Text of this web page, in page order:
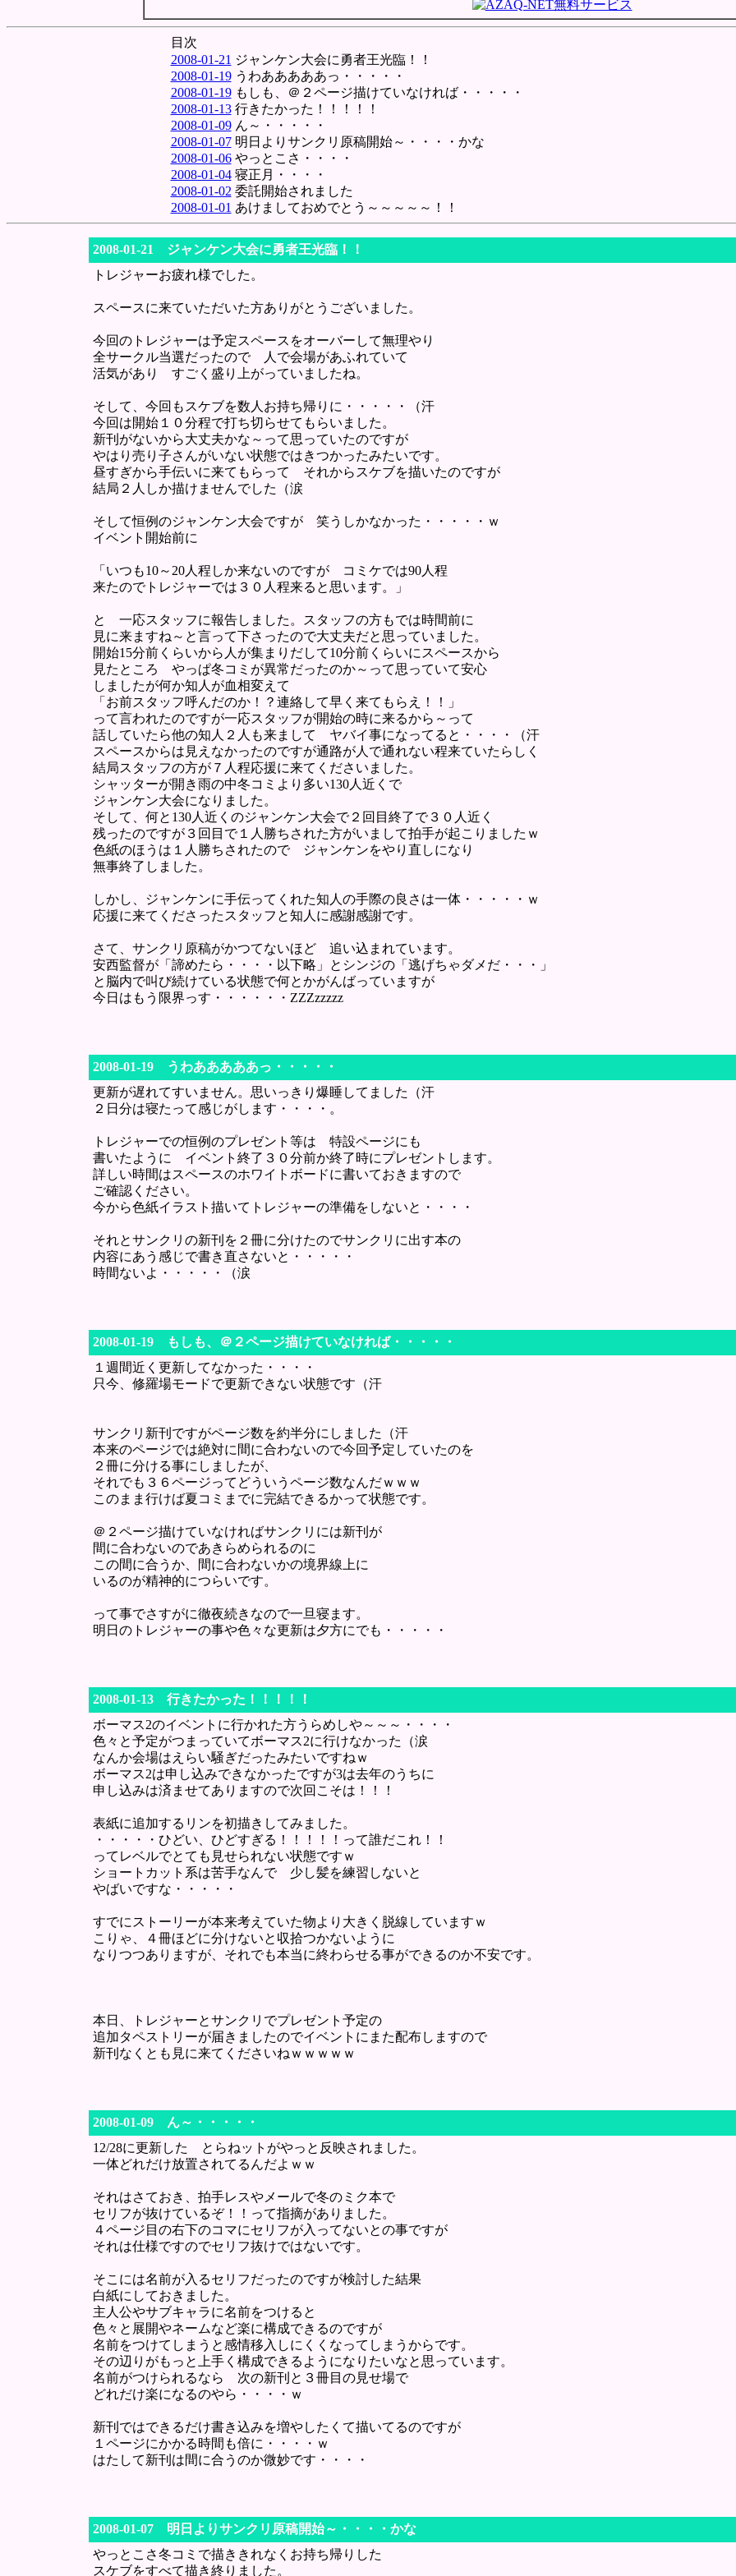
目次
2008-01-21 ジャンケン大会に勇者王光臨！！
2008-01-19うわあああああっ・・・・・
2008-01-19もしも、＠２ページ描けていなければ・・・・・
2008-01-13行きたかった！！！！！
2008-01-09ん～・・・・・
2008-01-07明日よりサンクリ原稿開始～・・・・かな
2008-01-06やっとこさ・・・・
2008-01-04寝正月・・・・
2008-01-02 委託開始されました
2008-01-01 あけましておめでとう～～～～～！！
2008-01-21 ジャンケン大会に勇者王光臨！！
トレジャーお疲れ様でした。
スペースに来ていただいた方ありがとうございました。
今回のトレジャーは予定スペースをオーバーして無理やり
全サークル当選だったので 人で会場があふれていて
活気があり すごく盛り上がっていましたね。
そして、今回もスケブを数人お持ち帰りに・・・・・（汗
今回は開始１０分程で打ち切らせてもらいました。
新刊がないから大丈夫かな～って思っていたのですが
やはり売り子さんがいない状態ではきつかったみたいです。
昼すぎから手伝いに来てもらって それからスケブを描いたのですが
結局２人しか描けませんでした（涙
そして恒例のジャンケン大会ですが 笑うしかなかった・・・・・ｗ
イベント開始前に
「いつも10～20人程しか来ないのですが コミケでは90人程
来たのでトレジャーでは３０人程来ると思います。」
と 一応スタッフに報告しました。スタッフの方もでは時間前に
見に来ますね～と言って下さったので大丈夫だと思っていました。
開始15分前くらいから人が集まりだして10分前くらいにスペースから
見たところ やっぱ冬コミが異常だったのか～って思っていて安心
しましたが何か知人が血相変えて
「お前スタッフ呼んだのか！？連絡して早く来てもらえ！！」
って言われたのですが一応スタッフが開始の時に来るから～って
話していたら他の知人２人も来まして ヤバイ事になってると・・・・（汗
スペースからは見えなかったのですが通路が人で通れない程来ていたらしく
結局スタッフの方が７人程応援に来てくださいました。
シャッターが開き雨の中冬コミより多い130人近くで
ジャンケン大会になりました。
そして、何と130人近くのジャンケン大会で２回目終了で３０人近く
残ったのですが３回目で１人勝ちされた方がいまして拍手が起こりましたｗ
色紙のほうは１人勝ちされたので ジャンケンをやり直しになり
無事終了しました。
しかし、ジャンケンに手伝ってくれた知人の手際の良さは一体・・・・・ｗ
応援に来てくださったスタッフと知人に感謝感謝です。
さて、サンクリ原稿がかつてないほど 追い込まれています。
安西監督が「諦めたら・・・・以下略」とシンジの「逃げちゃダメだ・・・」
と脳内で叫び続けている状態で何とかがんばっていますが
今日はもう限界っす・・・・・・ZZZzzzzz
2008-01-19 うわあああああっ・・・・・
更新が遅れてすいません。思いっきり爆睡してました（汗
２日分は寝たって感じがします・・・・。
トレジャーでの恒例のプレゼント等は 特設ページにも
書いたように イベント終了３０分前か終了時にプレゼントします。
詳しい時間はスペースのホワイトボードに書いておきますので
ご確認ください。
今から色紙イラスト描いてトレジャーの準備をしないと・・・・
それとサンクリの新刊を２冊に分けたのでサンクリに出す本の
内容にあう感じで書き直さないと・・・・・
時間ないよ・・・・・（涙
2008-01-19 もしも、＠２ページ描けていなければ・・・・・
１週間近く更新してなかった・・・・
只今、修羅場モードで更新できない状態です（汗
サンクリ新刊ですがページ数を約半分にしました（汗
本来のページでは絶対に間に合わないので今回予定していたのを
２冊に分ける事にしましたが、
それでも３６ページってどういうページ数なんだｗｗｗ
このまま行けば夏コミまでに完結できるかって状態です。
＠２ページ描けていなければサンクリには新刊が
間に合わないのであきらめられるのに
この間に合うか、間に合わないかの境界線上に
いるのが精神的につらいです。
って事でさすがに徹夜続きなので一旦寝ます。
明日のトレジャーの事や色々な更新は夕方にでも・・・・・
2008-01-13 行きたかった！！！！！
ボーマス2のイベントに行かれた方うらめしや～～～・・・・
色々と予定がつまっていてボーマス2に行けなかった（涙
なんか会場はえらい騒ぎだったみたいですねｗ
ボーマス2は申し込みできなかったですが3は去年のうちに
申し込みは済ませてありますので次回こそは！！！
表紙に追加するリンを初描きしてみました。
・・・・・ひどい、ひどすぎる！！！！！って誰だこれ！！
ってレベルでとても見せられない状態ですｗ
ショートカット系は苦手なんで 少し髪を練習しないと
やばいですな・・・・・
すでにストーリーが本来考えていた物より大きく脱線していますｗ
こりゃ、４冊ほどに分けないと収拾つかないように
なりつつありますが、それでも本当に終わらせる事ができるのか不安です。
本日、トレジャーとサンクリでプレゼント予定の
追加タペストリーが届きましたのでイベントにまた配布しますので
新刊なくとも見に来てくださいねｗｗｗｗｗ
2008-01-09 ん～・・・・・
12/28に更新した とらねットがやっと反映されました。
一体どれだけ放置されてるんだよｗｗ
それはさておき、拍手レスやメールで冬のミク本で
セリフが抜けているぞ！！って指摘がありました。
４ページ目の右下のコマにセリフが入ってないとの事ですが
それは仕様ですのでセリフ抜けではないです。
そこには名前が入るセリフだったのですが検討した結果
白紙にしておきました。
主人公やサブキャラに名前をつけると
色々と展開やネームなど楽に構成できるのですが
名前をつけてしまうと感情移入しにくくなってしまうからです。
その辺りがもっと上手く構成できるようになりたいなと思っています。
名前がつけられるなら 次の新刊と３冊目の見せ場で
どれだけ楽になるのやら・・・・ｗ
新刊ではできるだけ書き込みを増やしたくて描いてるのですが
１ページにかかる時間も倍に・・・・ｗ
はたして新刊は間に合うのか微妙です・・・・
2008-01-07 明日よりサンクリ原稿開始～・・・・かな
やっとこさ冬コミで描ききれなくお持ち帰りした
スケブをすべて描き終りました。